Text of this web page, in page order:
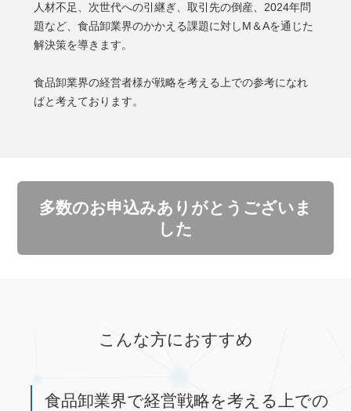
人材不足、次世代への引継ぎ、取引先の倒産、2024年問
題など、食品卸業界のかかえる課題に対しM＆Aを通じた
解決策を導きます。
食品卸業界の経営者様が戦略を考える上での参考になれ
ばと考えております。
多数のお申込みありがとうございま
した
こんな方におすすめ
食品卸業界で経営戦略を考える上での